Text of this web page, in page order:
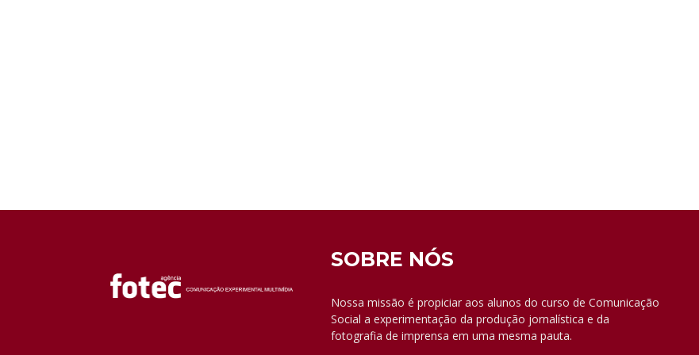
SOBRE NÓS
Nossa missão é propiciar aos alunos do curso de Comunicação
Social a experimentação da produção jornalística e da
fotografia de imprensa em uma mesma pauta.